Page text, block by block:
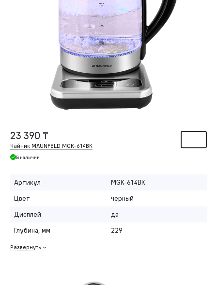
23 390 ₸
Чайник MAUNFELD MGK-614BK
В наличии
Артикул
MGK-614BK
Цвет
черный
Дисплей
да
Глубина, мм
229
Развернуть